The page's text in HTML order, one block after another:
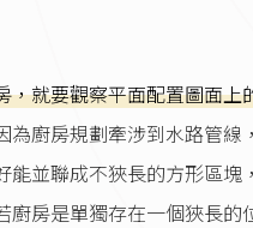
，就要觀察平面配置圖面上
為廚房規劃牽涉到水路管線
能並聯成不狹長的方形區塊
廚房是單獨存在一個狹長的